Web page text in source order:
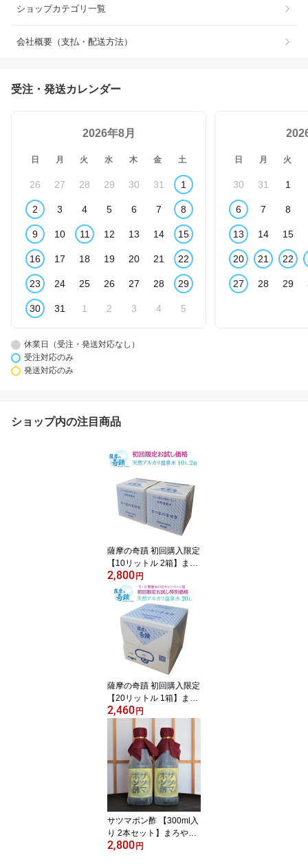
ショップカテゴリ一覧
会社概要（支払・配送方法）
受注・発送カレンダー
2026年8月
日 月 火 水 木 金 土
26 27 28 29 30 31 1
2 3 4 5 6 7 8
9 10 11 12 13 14 15
16 17 18 19 20 21 22
23 24 25 26 27 28 29
30 31 1 2 3 4 5
日 月 火
30 31 1
6 7 8
13 14 15
20 21 22
27 28 29
休業日（受注・発送対応なし）
受注対応のみ
発送対応のみ
ショップ内の注目商品
薩摩の奇蹟 初回購入限定
【10リットル 2箱】まず
はお試し シリカ 74mg/L
天然 アルカリ 温泉水 薩
摩の奇蹟 美味しい 水割
りに 薩摩の奇跡 メタケ
イ酸 薩摩の奇跡 さつま
のきせき 天然水 軟水 硬
度0.6
2,800円
薩摩の奇蹟 初回購入限定
【20リットル 1箱】まず
はお試し シリカ 74mg/L
摩の奇蹟 美味しい 水割
りに 薩摩の奇跡 メタケ
イ酸 薩摩の奇跡 さつま
のきせき 天然水 軟水 硬
2,460円
サツマポン酢 【300ml入
り 2本セット】まろやか
ポン酢 飲み干したくなる
2,800円